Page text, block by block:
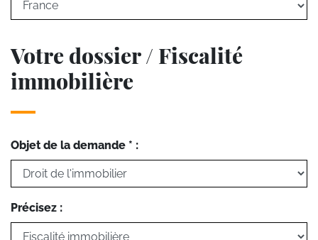
Votre dossier / Fiscalité
immobilière
Objet de la demande * :
Précisez :